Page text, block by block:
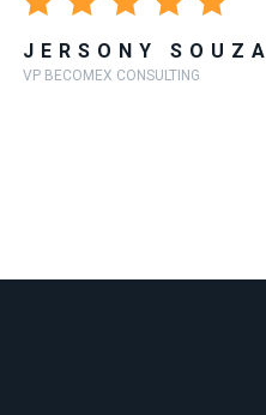
JERSONY SOUZA
VP BECOMEX CONSULTING